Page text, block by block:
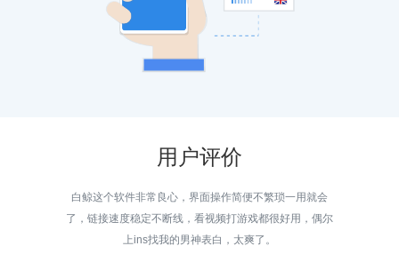
用户评价
白鲸这个软件非常良心，界面操作简便不繁琐一用就会
了，链接速度稳定不断线，看视频打游戏都很好用，偶尔
上ins找我的男神表白，太爽了。